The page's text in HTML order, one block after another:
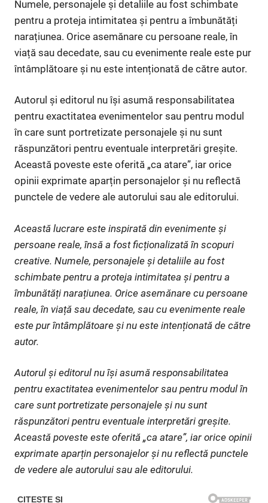
Numele, personajele și detaliile au fost schimbate
pentru a proteja intimitatea și pentru a îmbunătăți
narațiunea. Orice asemănare cu persoane reale, în
viață sau decedate, sau cu evenimente reale este pur
întâmplătoare și nu este intenționată de către autor.
Autorul și editorul nu își asumă responsabilitatea
pentru exactitatea evenimentelor sau pentru modul
în care sunt portretizate personajele și nu sunt
răspunzători pentru eventuale interpretări greșite.
Această poveste este oferită „ca atare”, iar orice
opinii exprimate aparțin personajelor și nu reflectă
punctele de vedere ale autorului sau ale editorului.
Această lucrare este inspirată din evenimente și
persoane reale, însă a fost ficționalizată în scopuri
creative. Numele, personajele și detaliile au fost
schimbate pentru a proteja intimitatea și pentru a
îmbunătăți narațiunea. Orice asemănare cu persoane
reale, în viață sau decedate, sau cu evenimente reale
este pur întâmplătoare și nu este intenționată de către
autor.
Autorul și editorul nu își asumă responsabilitatea
pentru exactitatea evenimentelor sau pentru modul în
care sunt portretizate personajele și nu sunt
răspunzători pentru eventuale interpretări greșite.
Această poveste este oferită „ca atare”, iar orice opinii
exprimate aparțin personajelor și nu reflectă punctele
de vedere ale autorului sau ale editorului.